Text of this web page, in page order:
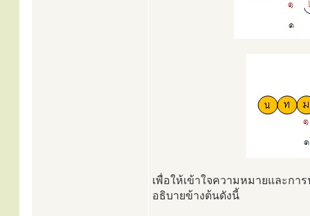
เพื่อให้เข้าใจความหมายและกา
อธิบายข้างต้นดังนี้